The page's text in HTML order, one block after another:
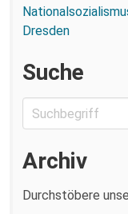
Dresden
Suche
Archiv
Durchstöbere